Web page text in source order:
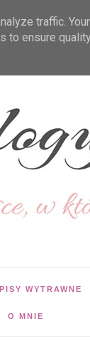
WYTRAWNE
O MNIE
traffic.
to ensure